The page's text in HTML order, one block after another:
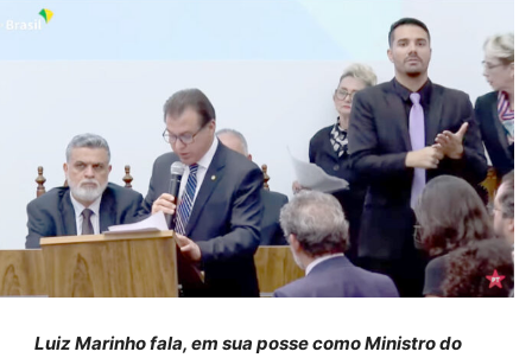
Luiz Marinho fala, em sua posse como Ministro do